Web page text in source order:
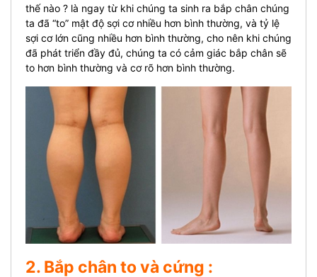
thế nào ? là ngay từ khi chúng ta sinh ra bắp chân chúng
ta đã “to” mật độ sợi cơ nhiều hơn bình thường, và tỷ lệ
sợi cơ lớn cũng nhiều hơn bình thường, cho nên khi chúng
đã phát triển đầy đủ, chúng ta có cảm giác bắp chân sẽ
to hơn bình thường và cơ rõ hơn bình thường.
2. Bắp chân to và cứng :